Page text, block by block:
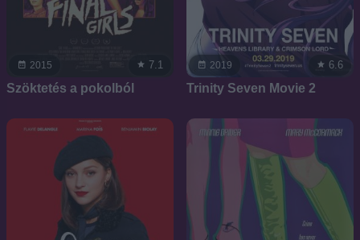
2015 7.1
Szöktetés a pokolból
2019 6.6
Trinity Seven Movie 2